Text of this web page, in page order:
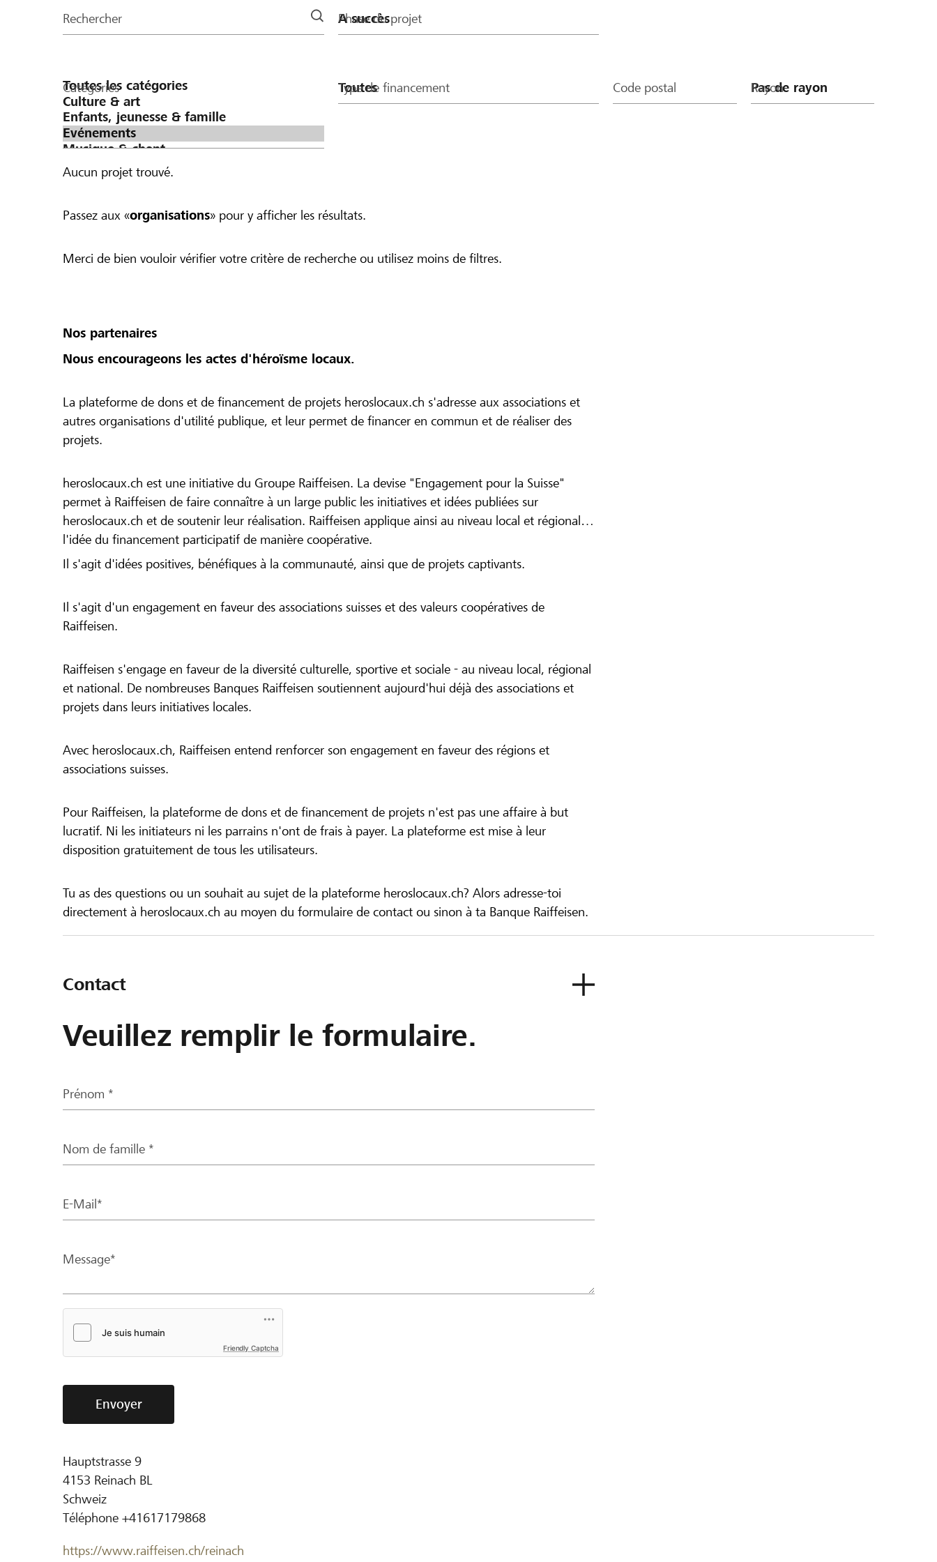
la
Rechercher Phase du projet
Catégories Type de financement Code postal Rayon
Aucun projet trouvé.
Passez aux «organisations» pour y afficher les résultats.
Merci de bien vouloir vérifier votre critère de recherche ou utilisez moins de filtres.
Nos partenaires
Nous encourageons les actes d'héroïsme locaux.
La plateforme de dons et de financement de projets heroslocaux.ch s'adresse aux associations et
autres organisations d'utilité publique, et leur permet de financer en commun et de réaliser des
projets.
heroslocaux.ch est une initiative du Groupe Raiffeisen. La devise "Engagement pour la Suisse"
permet à Raiffeisen de faire connaître à un large public les initiatives et idées publiées sur
heroslocaux.ch et de soutenir leur réalisation. Raiffeisen applique ainsi au niveau local et régional
l'idée du financement participatif de manière coopérative.
Il s'agit d'idées positives, bénéfiques à la communauté, ainsi que de projets captivants.
Il s'agit d'un engagement en faveur des associations suisses et des valeurs coopératives de
Raiffeisen.
Raiffeisen s'engage en faveur de la diversité culturelle, sportive et sociale - au niveau local, régional
et national. De nombreuses Banques Raiffeisen soutiennent aujourd'hui déjà des associations et
projets dans leurs initiatives locales.
Avec heroslocaux.ch, Raiffeisen entend renforcer son engagement en faveur des régions et
associations suisses.
Pour Raiffeisen, la plateforme de dons et de financement de projets n'est pas une affaire à but
lucratif. Ni les initiateurs ni les parrains n'ont de frais à payer. La plateforme est mise à leur
disposition gratuitement de tous les utilisateurs.
Tu as des questions ou un souhait au sujet de la plateforme heroslocaux.ch? Alors adresse-toi
directement à heroslocaux.ch au moyen du formulaire de contact ou sinon à ta Banque Raiffeisen.
Contact
Veuillez remplir le formulaire.
Prénom *
Nom de famille *
E-Mail*
Message*
Friendly Captcha
Envoyer
Hauptstrasse 9
4153 Reinach BL
Schweiz
Téléphone +41617179868
https://www.raiffeisen.ch/reinach